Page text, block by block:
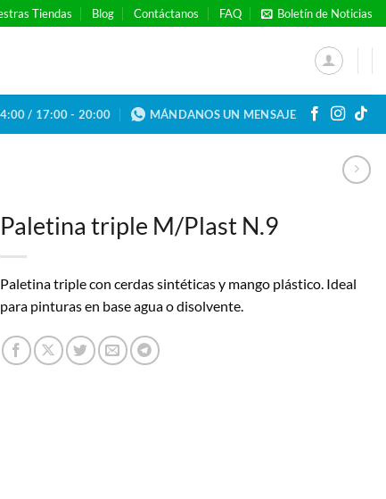
Tiendas Blog Contáctanos FAQ Boletín de Noticias
/ 17:00 - 20:00 MÁNDANOS UN MENSAJE
Paletina triple M/Plast N.9
Paletina triple con cerdas sintéticas y mango plástico. Ideal
para pinturas en base agua o disolvente.